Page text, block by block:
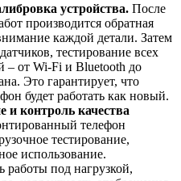
устройства. После
производится обратная
каждой детали. Затем
тестирование всех
– от Wi-Fi и Bluetooth до
Это гарантирует, что
будет работать как новый.
и контроль качества
телефон
тестирование,
использование.
работы под нагрузкой,